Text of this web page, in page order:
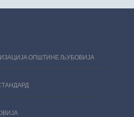
ОПШТИНЕ ЉУБОВИЈА